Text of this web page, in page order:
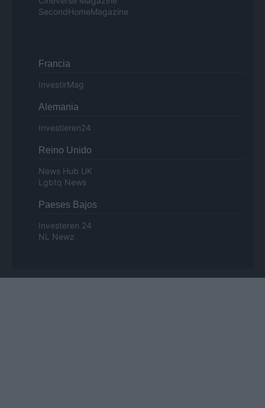
SecondHomeMagazine
Francia
InvestirMag
Alemania
Investieren24
Reino Unido
News Hub UK
Lgbtq News
Paeses Bajos
Investeren 24
NL Newz